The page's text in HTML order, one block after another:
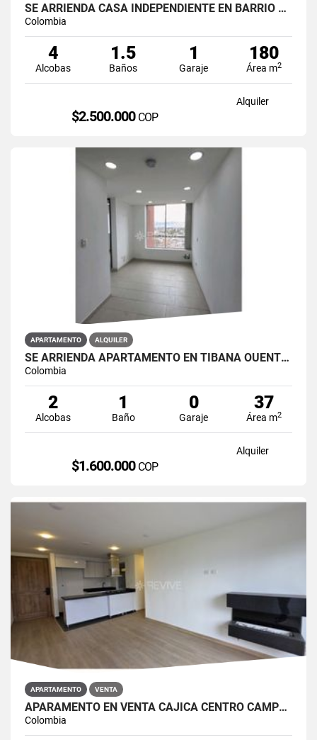
SE ARRIENDA CASA INDEPENDIENTE EN BARRIO QUIROGA SUR
Colombia
4
Alcobas
1.5
Baños
1
Garaje
180
Área m2
Alquiler
$2.500.000 COP
APARTAMENTO ALQUILER
SE ARRIENDA APARTAMENTO EN TIBANA OUENTE ARANDA CONJUNTO OPORTO
Colombia
2
Alcobas
1
Baño
0
Garaje
37
Área m2
Alquiler
$1.600.000 COP
APARTAMENTO VENTA
APARAMENTO EN VENTA CAJICÁ CENTRO CAMPUS CLUB RESERVADO
Colombia